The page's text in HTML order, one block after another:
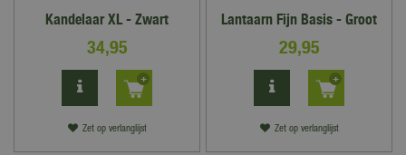
Kandelaar XL - Zwart
34,95
Zet op verlanglijst
Lantaarn Fijn Basis - Groot
29,95
Zet op verlanglijst